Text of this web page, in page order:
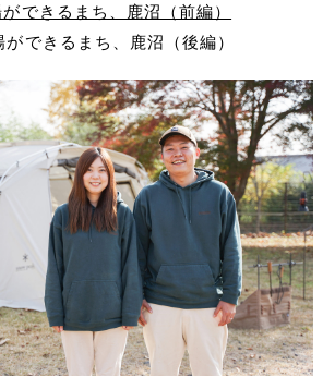
できるまち、鹿沼（前編）
できるまち、鹿沼（後編）